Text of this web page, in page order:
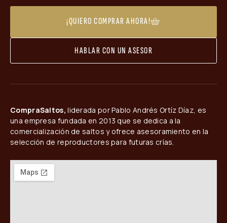
¡QUIERO COMPRAR AHORA!
HABLAR CON UN ASESOR
CompraSaltos, liderada por Pablo Andrés Ortíz Díaz, es
una empresa fundada en 2013 que se dedica a la
comercialización de saltos y ofrece asesoramiento en la
selección de reproductores para futuras crías.